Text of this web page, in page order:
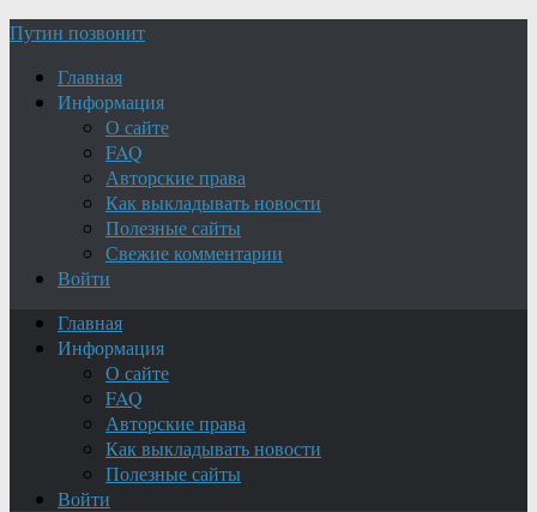
Путин позвонит
Главная
Информация
О сайте
FAQ
Авторские права
Как выкладывать новости
Полезные сайты
Свежие комментарии
Войти
Главная
Информация
О сайте
FAQ
Авторские права
Как выкладывать новости
Полезные сайты
Войти